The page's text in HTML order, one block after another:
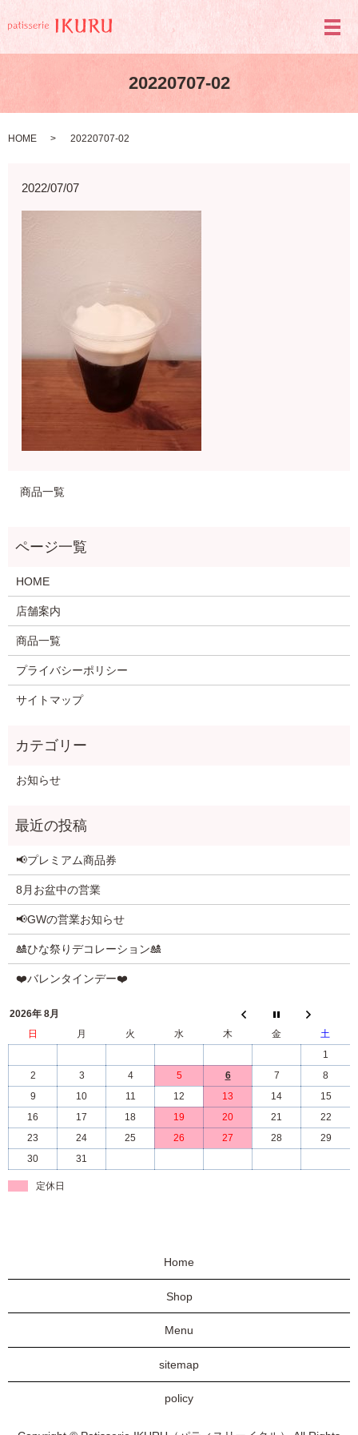
メ
20220707-02
HOME 20220707-02
2022/07/07
商品一覧
HOME
店舗案内
商品一覧
プライバシーポリシー
サイトマップ
お知らせ
📢プレミアム商品券
8月お盆中の営業
📢GWの営業お知らせ
🎎ひな祭りデコレーション🎎
❤️バレンタインデー❤️
2026年 8月
日
月 火 水 木 金
土
1
2
3 4 5 6 7
8
9
10 11 12 13 14
15
16
17 18 19 20 21
22
23
24 25 26 27 28
29
30
31
定休日
Home
Shop
Menu
sitemap
policy